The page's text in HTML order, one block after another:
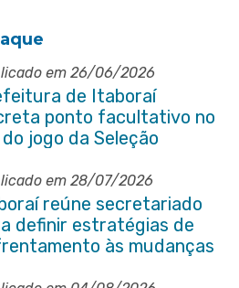
em 26/06/2026
de Itaboraí
ponto facultativo no
jogo da Seleção
em 28/07/2026
reúne secretariado
definir estratégias de
às mudanças